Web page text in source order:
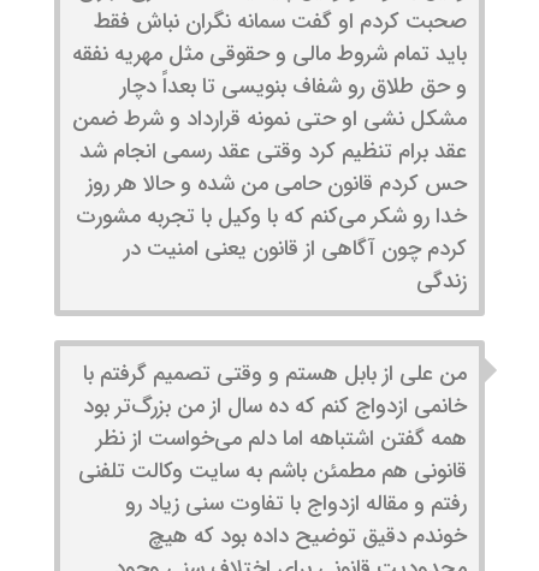
صحبت کردم او گفت سمانه نگران نباش فقط
باید تمام شروط مالی و حقوقی مثل مهریه نفقه
و حق طلاق رو شفاف بنویسی تا بعداً دچار
مشکل نشی او حتی نمونه قرارداد و شرط ضمن
عقد برام تنظیم کرد وقتی عقد رسمی انجام شد
حس کردم قانون حامی من شده و حالا هر روز
خدا رو شکر می‌کنم که با وکیل با تجربه مشورت
کردم چون آگاهی از قانون یعنی امنیت در
زندگی
من علی از بابل هستم و وقتی تصمیم گرفتم با
خانمی ازدواج کنم که ده سال از من بزرگ‌تر بود
همه گفتن اشتباهه اما دلم می‌خواست از نظر
قانونی هم مطمئن باشم به سایت وکالت تلفنی
رفتم و مقاله ازدواج با تفاوت سنی زیاد رو
خوندم دقیق توضیح داده بود که هیچ